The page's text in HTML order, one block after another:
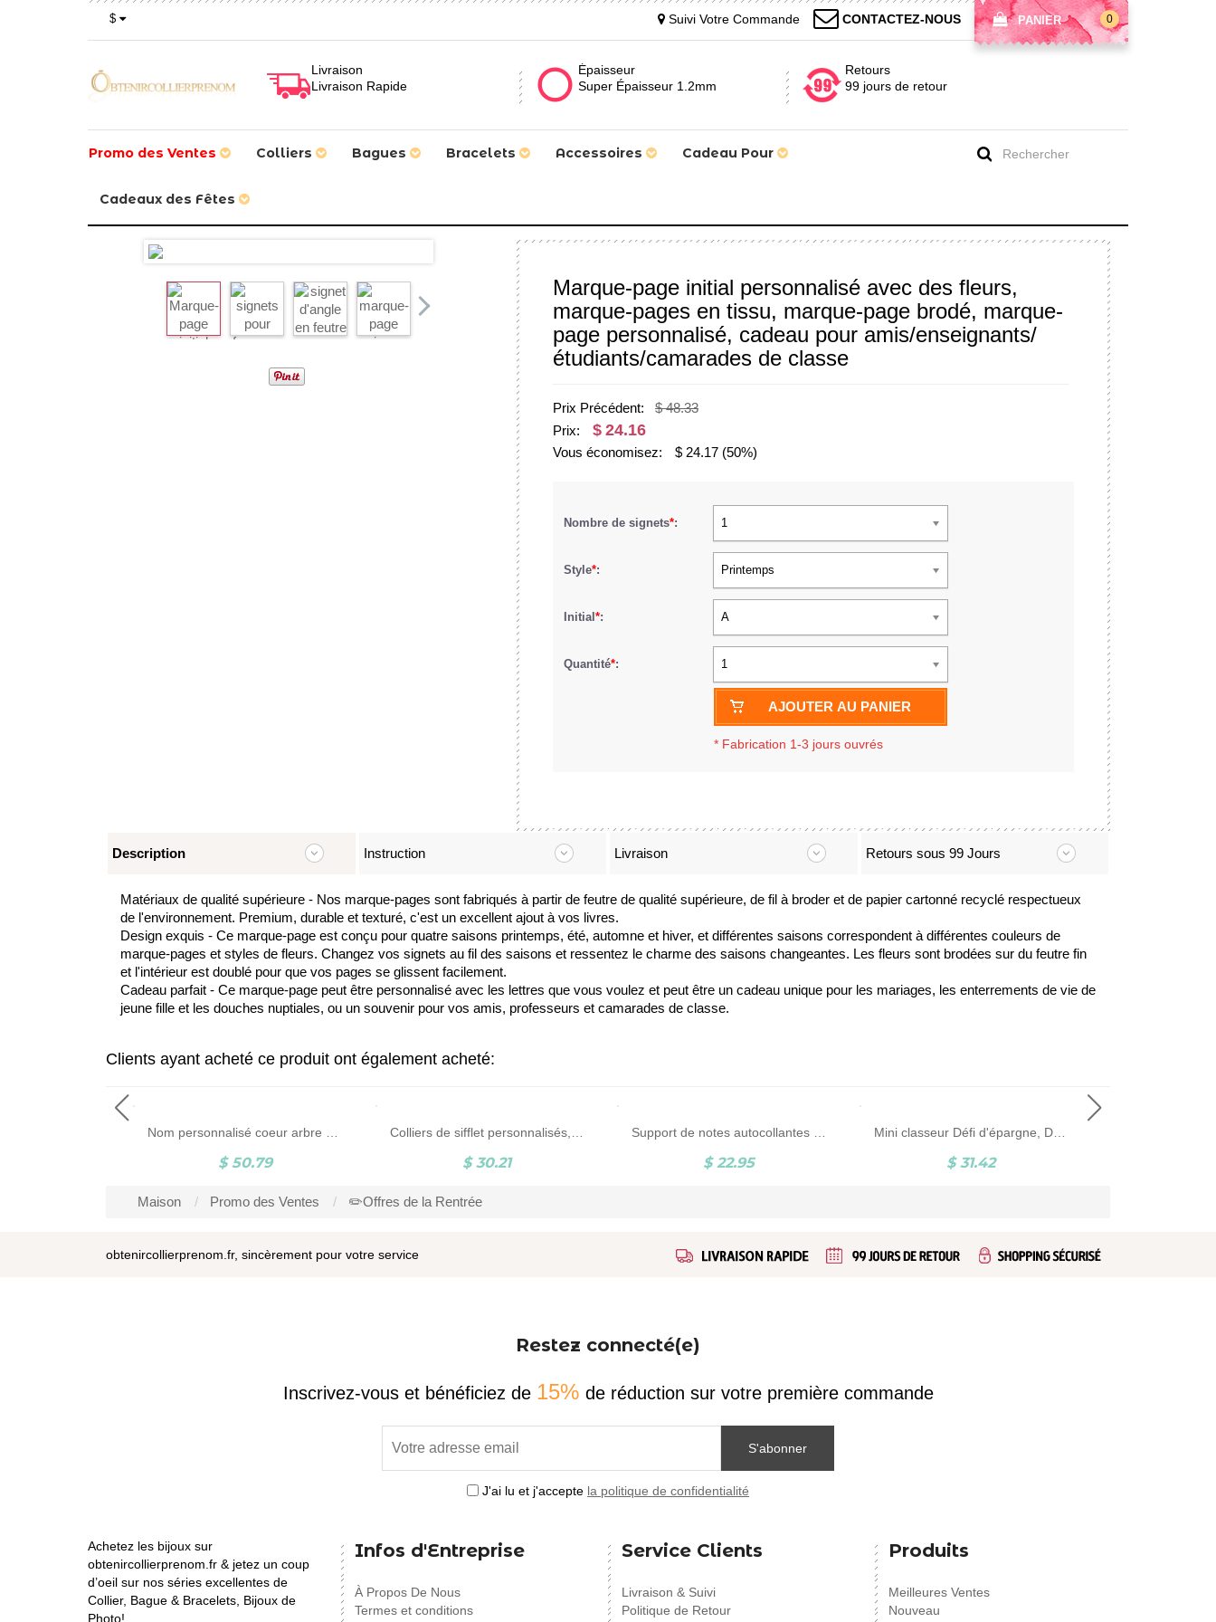
$ PANIER 0
CONTACTEZ-NOUS
Suivi Votre Commande
Livraison
Livraison Rapide
Épaisseur
Super Épaisseur 1.2mm
Retours
99 jours de retour
Promo des Ventes Colliers Bagues Bracelets Accessoires Cadeau Pour
Cadeaux des Fêtes
Marque-page initial personnalisé avec des fleurs,
marque-pages en tissu, marque-page brodé, marque-
page personnalisé, cadeau pour amis/enseignants/
étudiants/camarades de classe
Prix Précédent:
$ 48.33
Prix:
$ 24.16
Vous économisez: $ 24.17 (50%)
Nombre de signets*: 1
Style*: Printemps
Initial *: A
Quantité*: 1
AJOUTER AU PANIER
* Fabrication 1-3 jours ouvrés
Description Instruction Livraison Retours sous 99 Jours
Matériaux de qualité supérieure - Nos marque-pages sont fabriqués à partir de feutre de qualité supérieure, de fil à broder et de papier cartonné recyclé respectueux
de l'environnement. Premium, durable et texturé, c'est un excellent ajout à vos livres.
Design exquis - Ce marque-page est conçu pour quatre saisons printemps, été, automne et hiver, et différentes saisons correspondent à différentes couleurs de
marque-pages et styles de fleurs. Changez vos signets au fil des saisons et ressentez le charme des saisons changeantes. Les fleurs sont brodées sur du feutre fin
et l'intérieur est doublé pour que vos pages se glissent facilement.
Cadeau parfait - Ce marque-page peut être personnalisé avec les lettres que vous voulez et peut être un cadeau unique pour les mariages, les enterrements de vie de
jeune fille et les douches nuptiales, ou un souvenir pour vos amis, professeurs et camarades de classe.
Clients ayant acheté ce produit ont également acheté:
$ 50.79 $ 30.21 $ 22.95
Mini classeur Défi d'épargne, Défi d'épargne Let's Go Party, Défi d'enveloppe d'argent, Enveloppes de remplissage d'argent, Cadeau d'anniversaire/de remise des diplômes pour les filles
$ 31.42
Maison Promo des Ventes ✏️Offres de la Rentrée
obtenircollierprenom.fr, sincèrement pour votre service
Restez connecté(e)
Inscrivez-vous et bénéficiez de 15% de réduction sur votre première commande
S'abonner
J'ai lu et j'accepte la politique de confidentialité
Achetez les bijoux sur
obtenircollierprenom.fr & jetez un coup
d’oeil sur nos séries excellentes de
Collier, Bague & Bracelets, Bijoux de
Photo!
Infos d'Entreprise
À Propos De Nous
Termes et conditions
Service Clients
Livraison & Suivi
Politique de Retour
Produits
Meilleures Ventes
Nouveau